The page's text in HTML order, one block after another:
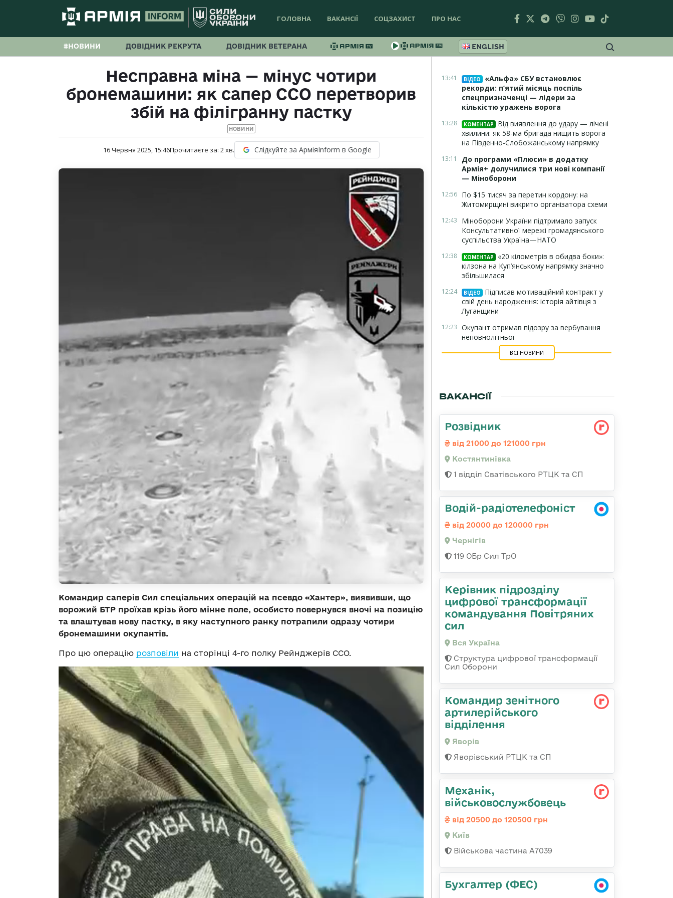
ГОЛОВНА ВАКАНСІЇ СОЦЗАХИСТ ПРО НАС
#НОВИНИ ДОВІДНИК РЕКРУТА ДОВІДНИК ВЕТЕРАНА ENGLISH
Несправна міна — мінус чотири
бронемашини: як сапер ССО перетворив
збій на філігранну пастку
НОВИНИ
16 Червня 2025, 15:46Прочитаєте за: 2хв. Слідкуйте за АрміяInform в Google
Командир саперів Сил спеціальних операцій на псевдо «Хантер», виявивши, що
ворожий БТР проїхав крізь його мінне поле, особисто повернувся вночі на позицію
та влаштував нову пастку, в яку наступного ранку потрапили одразу чотири
бронемашини окупантів.
Про цю операцію розповіли на сторінці 4-го полку Рейнджерів ССО.
13:41 ВІДЕО
«Альфа» СБУ встановлює
рекорди: п’ятий місяць поспіль
спецпризначенці — лідери за
кількістю уражень ворога
13:28 КОМЕНТАР
Від виявлення до удару — лічені
хвилини: як 58-ма бригада нищить ворога
на Південно-Слобожанському напрямку
13:11
До програми «Плюси» в додатку
Армія+ долучилися три нові компанії
— Міноборони
12:56 По $15 тисяч за перетин кордону: на
Житомирщині викрито організатора схеми
12:43
Міноборони України підтримало запуск
Консультативної мережі громадянського
суспільства Україна—НАТО
12:38 КОМЕНТАР
«20 кілометрів в обидва боки»:
кілзона на Куп’янському напрямку значно
збільшилася
12:24 ВІДЕО
Підписав мотиваційний контракт у
свій день народження: історія айтівця з
Луганщини
12:23 Окупант отримав підозру за вербування
неповнолітньої
ВСІ НОВИНИ
ВАКАНСІЇ
Розвідник
від 21000 до 121000 грн
Костянтинівка
1 відділ Сватівського РТЦК та СП
Водій-радіотелефоніст
від 20000 до 120000 грн
Чернігів
119 ОБр Сил ТрО
Керівник підрозділу
цифрової трансформації
командування Повітряних
сил
Вся Україна
Структура цифрової трансформації
Сил Оборони
Командир зенітного
артилерійського
відділення
Яворів
Яворівський РТЦК та СП
Механік,
військовослужбовець
від 20500 до 120500 грн
Київ
Військова частина А7039
Бухгалтер (ФЕС)